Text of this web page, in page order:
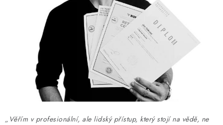
DOVOLENÁ
Doprava a platba Recenze
Věrnostní program
Proč Botanic?
Kontakty
„Věřím v profesionální, ale lidský přístup, který stojí na vědě, ne